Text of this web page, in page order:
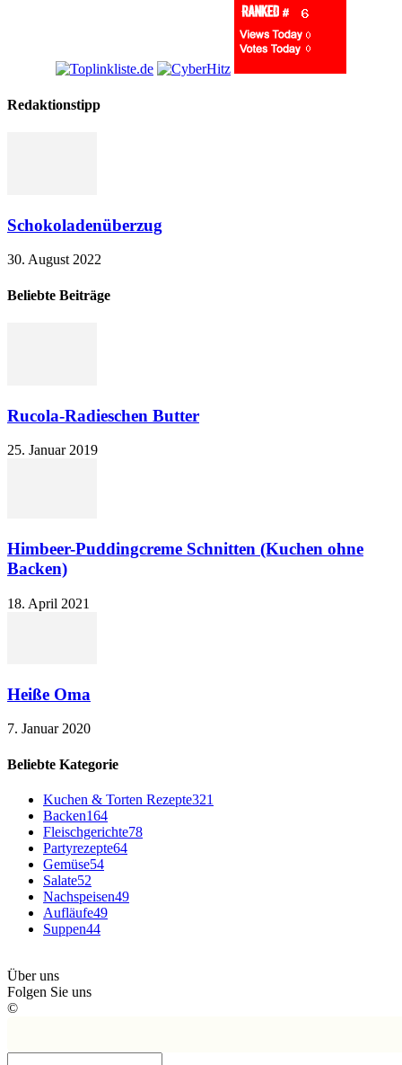
Redaktionstipp
Schokoladenüberzug
30. August 2022
Beliebte Beiträge
Rucola-Radieschen Butter
25. Januar 2019
Himbeer-Puddingcreme Schnitten (Kuchen ohne
Backen)
18. April 2021
Heiße Oma
7. Januar 2020
Beliebte Kategorie
Kuchen & Torten Rezepte321
Backen164
Fleischgerichte78
Partyrezepte64
Gemüse54
Salate52
Nachspeisen49
Aufläufe49
Suppen44
Über uns
Folgen Sie uns
©